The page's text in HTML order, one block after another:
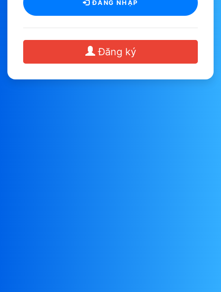
ĐĂNG NHẬP
Đăng ký